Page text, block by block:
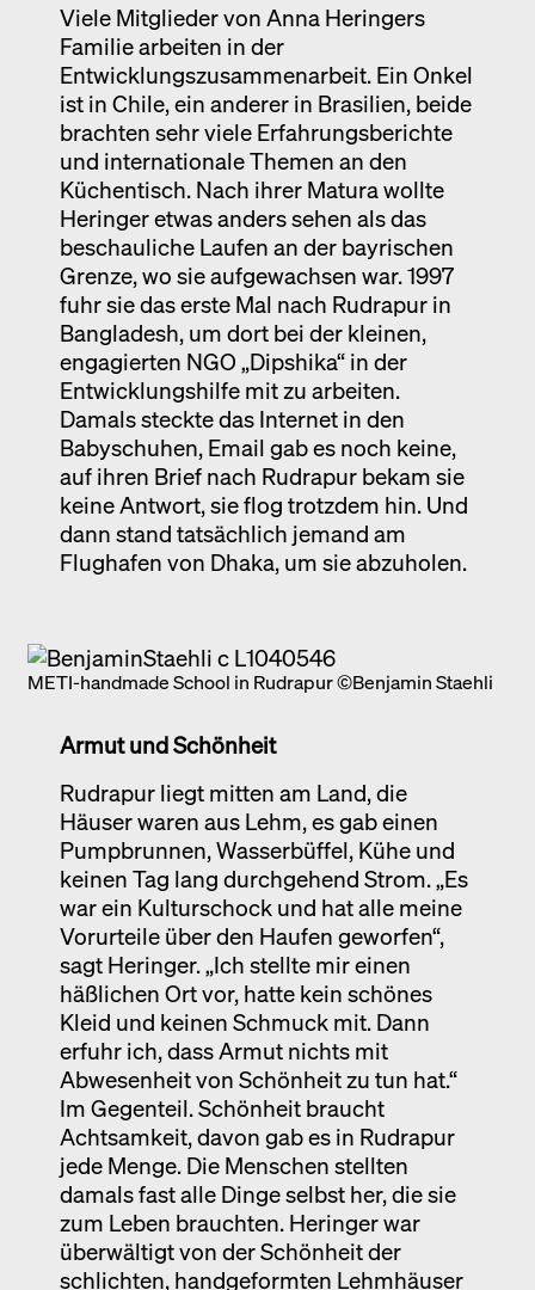
Viele Mitglieder von Anna Heringers
Familie arbeiten in der
Entwicklungszusammenarbeit. Ein Onkel
ist in Chile, ein anderer in Brasilien, beide
brachten sehr viele Erfahrungsberichte
und internationale Themen an den
Küchentisch. Nach ihrer Matura wollte
Heringer etwas anders sehen als das
beschauliche Laufen an der bayrischen
Grenze, wo sie aufgewachsen war. 1997
fuhr sie das erste Mal nach Rudrapur in
Bangladesh, um dort bei der kleinen,
engagierten NGO „Dipshika“ in der
Entwicklungshilfe mit zu arbeiten.
Damals steckte das Internet in den
Babyschuhen, Email gab es noch keine,
auf ihren Brief nach Rudrapur bekam sie
keine Antwort, sie flog trotzdem hin. Und
dann stand tatsächlich jemand am
Flughafen von Dhaka, um sie abzuholen.
METI-handmade School in Rudrapur ©Benjamin Staehli
Armut und Schönheit
Rudrapur liegt mitten am Land, die
Häuser waren aus Lehm, es gab einen
Pumpbrunnen, Wasserbüffel, Kühe und
keinen Tag lang durchgehend Strom. „Es
war ein Kulturschock und hat alle meine
Vorurteile über den Haufen geworfen“,
sagt Heringer. „Ich stellte mir einen
häßlichen Ort vor, hatte kein schönes
Kleid und keinen Schmuck mit. Dann
erfuhr ich, dass Armut nichts mit
Abwesenheit von Schönheit zu tun hat.“
Im Gegenteil. Schönheit braucht
Achtsamkeit, davon gab es in Rudrapur
jede Menge. Die Menschen stellten
damals fast alle Dinge selbst her, die sie
zum Leben brauchten. Heringer war
überwältigt von der Schönheit der
schlichten, handgeformten Lehmhäuser